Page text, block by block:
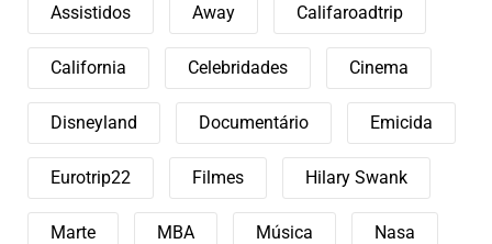
Assistidos Away Califaroadtrip
California Celebridades Cinema
Disneyland Documentário Emicida
Eurotrip22 Filmes Hilary Swank
Marte MBA Música Nasa